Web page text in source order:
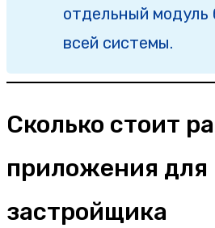
отдельный модуль
всей системы.
Сколько стоит
приложения для
застройщика